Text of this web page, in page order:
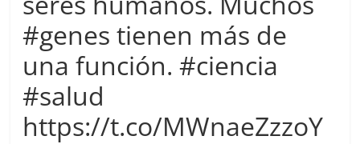
#genes tienen más de
una función. #ciencia
#salud
https://t.co/MWnaeZzzoY